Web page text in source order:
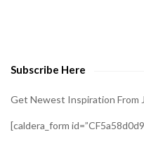
Subscribe Here
Get Newest Inspiration From
[caldera_form